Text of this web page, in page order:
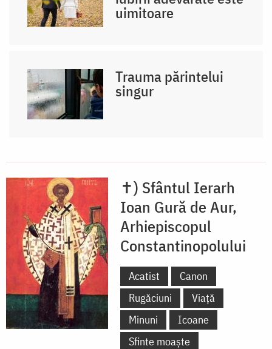
uimitoare
Trauma părintelui
singur
✝) Sfântul Ierarh
Ioan Gură de Aur,
Arhiepiscopul
Constantinopolului
Acatist
Canon
Rugăciuni
Viață
Minuni
Icoane
Sfinte moaște